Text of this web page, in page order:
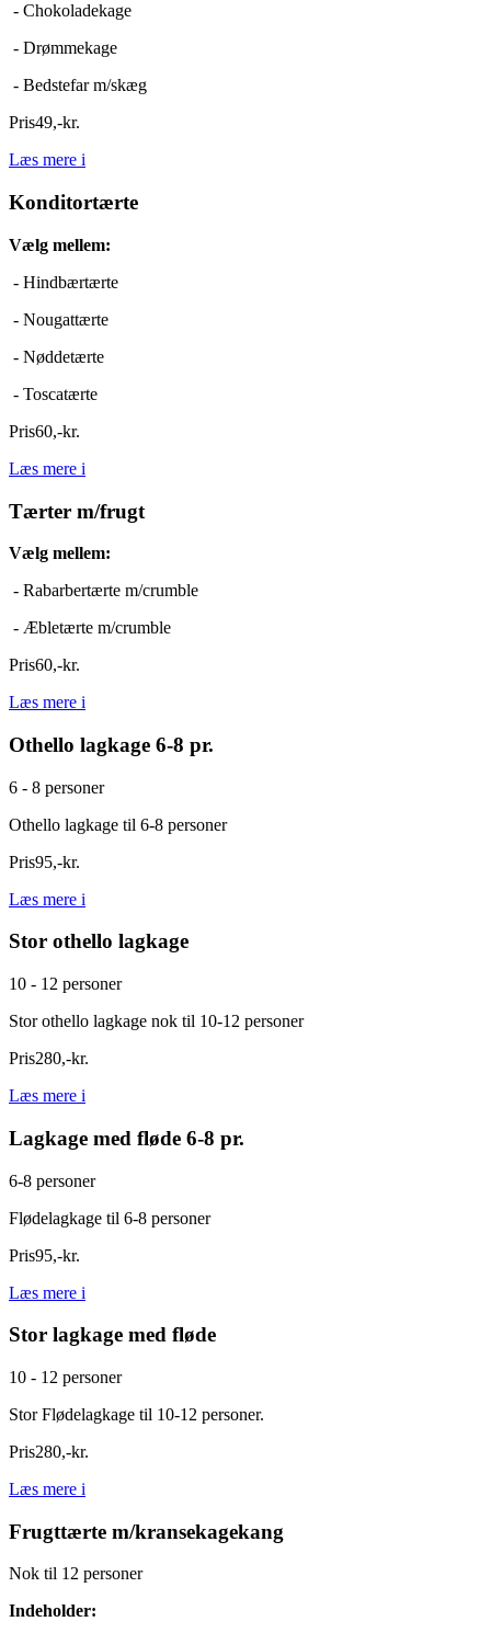
- Chokoladekage
- Drømmekage
- Bedstefar m/skæg
Pris49,-kr.
Læs mere i
Konditortærte
Vælg mellem:
- Hindbærtærte
- Nougattærte
- Nøddetærte
- Toscatærte
Pris60,-kr.
Læs mere i
Tærter m/frugt
Vælg mellem:
- Rabarbertærte m/crumble
- Æbletærte m/crumble
Pris60,-kr.
Læs mere i
Othello lagkage 6-8 pr.
6 - 8 personer
Othello lagkage til 6-8 personer
Pris95,-kr.
Læs mere i
Stor othello lagkage
10 - 12 personer
Stor othello lagkage nok til 10-12 personer
Pris280,-kr.
Læs mere i
Lagkage med fløde 6-8 pr.
6-8 personer
Flødelagkage til 6-8 personer
Pris95,-kr.
Læs mere i
Stor lagkage med fløde
10 - 12 personer
Stor Flødelagkage til 10-12 personer.
Pris280,-kr.
Læs mere i
Frugttærte m/kransekagekang
Nok til 12 personer
Indeholder: